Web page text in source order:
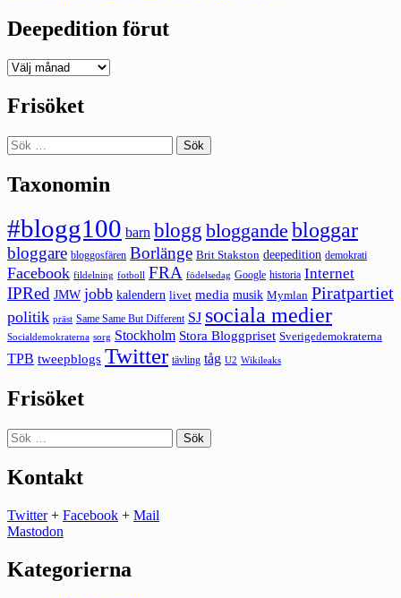
Deepedition förut
Deepedition
Frisöket
Sök
efter:
Taxonomin
#blogg100 barn blogg bloggande bloggar
bloggare bloggosfären Borlänge Brit Stakston deepedition demokrati
Facebook fildelning fotboll FRA födelsedag Google historia Internet
IPRed JMW jobb kalendern livet media musik Mymlan Piratpartiet
politik präst Same Same But Different SJ sociala medier
Socialdemokraterna sorg Stockholm Stora Bloggpriset Sverigedemokraterna
TPB tweepblogs Twitter tävling tåg U2 Wikileaks
Frisöket
Sök
efter:
Kontakt
Twitter+ Facebook + Mail
Mastodon
Kategorierna